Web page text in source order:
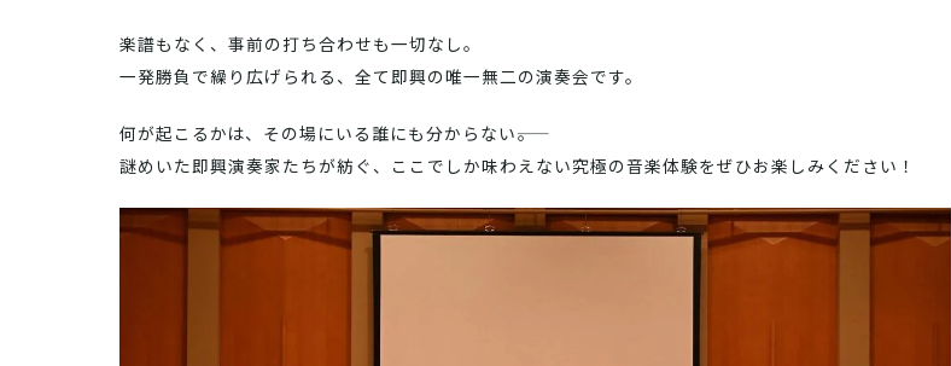
楽譜もなく、事前の打ち合わせも一切なし。
一発勝負で繰り広げられる、全て即興の唯一無二の演奏会です。
何が起こるかは、その場にいる誰にも分からない――。
謎めいた即興演奏家たちが紡ぐ、ここでしか味わえない究極の音楽体験をぜひお楽しみください！